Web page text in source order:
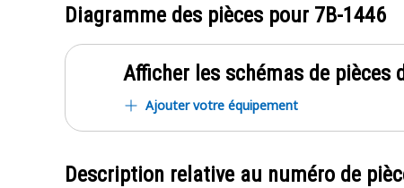
Diagramme des pièces pour 7B-1446
Afficher les schémas de pièces
Ajouter votre équipement
Description relative au numéro de